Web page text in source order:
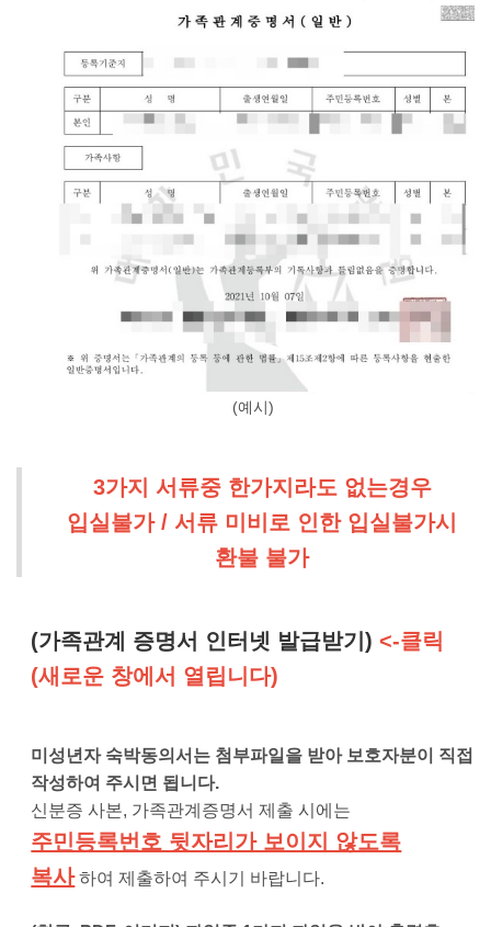
(예시)
3가지 서류중 한가지라도 없는경우
입실불가 / 서류 미비로 인한 입실불가시
환불 불가
(가족관계 증명서 인터넷 발급받기) <-클릭
(새로운 창에서 열립니다)
미성년자 숙박동의서는 첨부파일을 받아 보호자분이 직접
작성하여 주시면 됩니다.
신분증 사본, 가족관계증명서 제출 시에는
주민등록번호 뒷자리가 보이지 않도록
복사 하여 제출하여 주시기 바랍니다.